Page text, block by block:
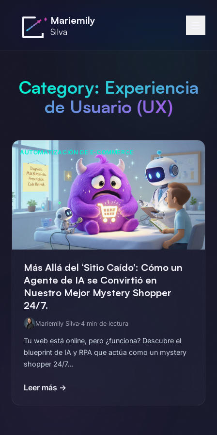
Mariemily
Silva
Category: Experiencia
de Usuario (UX)
AUTOMATIZACIÓN DE E-COMMERCE
Más Allá del ‘Sitio Caído’: Cómo un
Agente de IA se Convirtió en
Nuestro Mejor Mystery Shopper
24/7.
Mariemily Silva·4 min de lectura
Tu web está online, pero ¿funciona? Descubre el
blueprint de IA y RPA que actúa como un mystery
shopper 24/7...
Leer más →